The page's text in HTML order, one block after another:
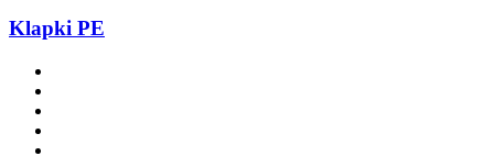
Klapki PE